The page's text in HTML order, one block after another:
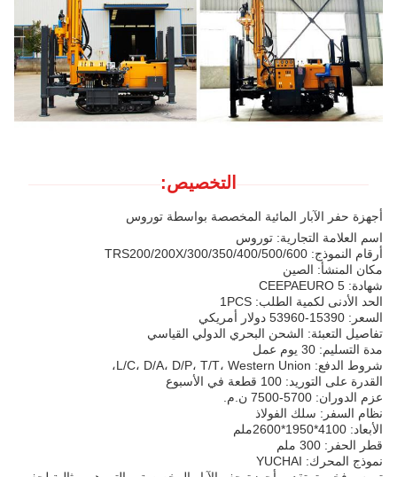
التخصيص:
أجهزة حفر الآبار المائية المخصصة بواسطة توروس
اسم العلامة التجارية: توروس
أرقام النموذج: TRS200/200X/300/350/400/500/600
مكان المنشأ: الصين
شهادة: CEEPAEURO 5
الحد الأدنى لكمية الطلب: 1PCS
السعر: 15390-53960 دولار أمريكي
تفاصيل التعبئة: الشحن البحري الدولي القياسي
مدة التسليم: 30 يوم عمل
شروط الدفع: L/C، D/A، D/P، T/T، Western Union،
القدرة على التوريد: 100 قطعة في الأسبوع
عزم الدوران: 5700-7500 ن.م.
نظام السفر: سلك الفولاذ
الأبعاد: 4100*1950*2600ملم
قطر الحفر: 300 ملم
نموذج المحرك: YUCHAI